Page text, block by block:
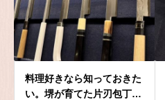
料理好きなら知っておきた
い。堺が育てた片刃包丁…